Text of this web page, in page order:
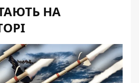
НА